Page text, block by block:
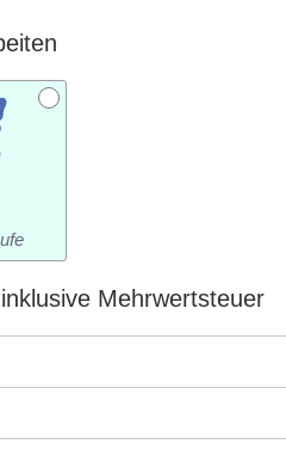
Mehrwertsteuer